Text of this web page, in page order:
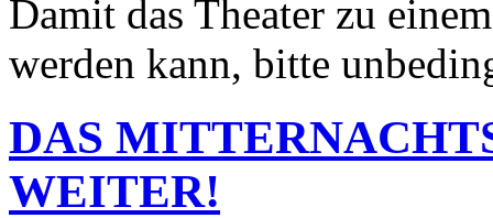
Damit das Theater zu
werden kann, bitte
DAS
WEITER!